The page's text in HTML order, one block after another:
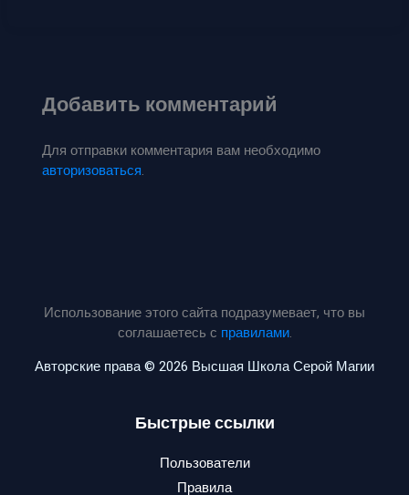
Добавить комментарий
Для отправки комментария вам необходимо
авторизоваться.
Использование этого сайта подразумевает, что вы
соглашаетесь с правилами.
Авторские права © 2026 Высшая Школа Серой Магии
Быстрые ссылки
Пользователи
Правила